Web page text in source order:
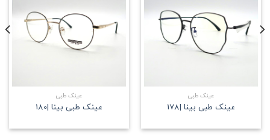
علاقه
مندی
عینک طبی
عینک طبی بینا |178
علاقه
مندی
عینک طبی
عینک طبی بینا |180